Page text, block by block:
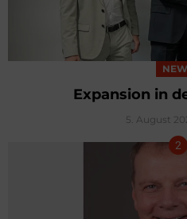
Expansion in
5. August